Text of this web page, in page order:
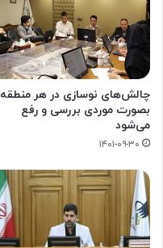
چالش‌های نوسازی در هر منطقه
بصورت موردی بررسی و رفع
می‌شود
۱۴۰۱-۰۹-۳۰